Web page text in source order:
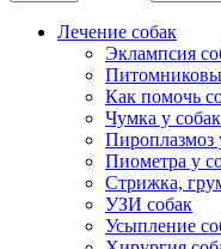
Лечение собак
Эклампсия
Как помочь
Чумка у собак
Пироплазмоз
Пиометра у
Стрижка,
УЗИ собак
Усыпление